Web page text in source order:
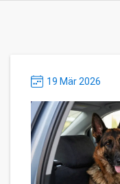
19 Mär 2026